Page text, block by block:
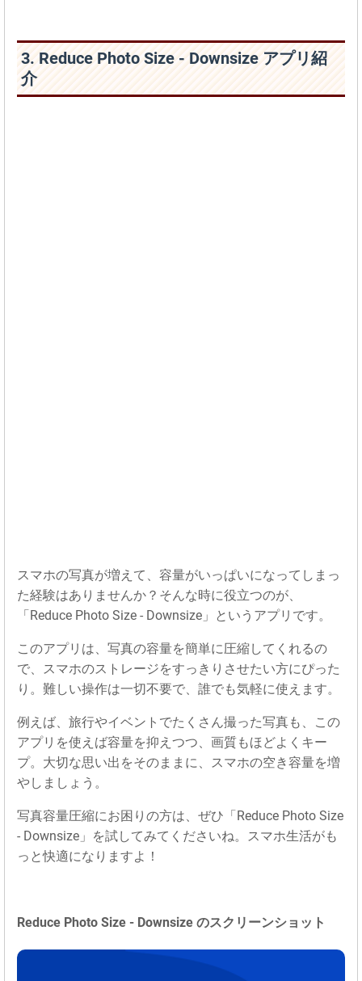
3. Reduce Photo Size - Downsize アプリ紹
介
スマホの写真が増えて、容量がいっぱいになってしまっ
た経験はありませんか？そんな時に役立つのが、
「Reduce Photo Size - Downsize」というアプリです。
このアプリは、写真の容量を簡単に圧縮してくれるの
で、スマホのストレージをすっきりさせたい方にぴった
り。難しい操作は一切不要で、誰でも気軽に使えます。
例えば、旅行やイベントでたくさん撮った写真も、この
アプリを使えば容量を抑えつつ、画質もほどよくキー
プ。大切な思い出をそのままに、スマホの空き容量を増
やしましょう。
写真容量圧縮にお困りの方は、ぜひ「Reduce Photo Size
- Downsize」を試してみてくださいね。スマホ生活がも
っと快適になりますよ！
Reduce Photo Size - Downsize のスクリーンショット